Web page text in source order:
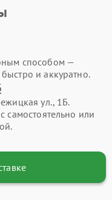
способом —
и аккуратно.
ул., 1Б.
самостоятельно или